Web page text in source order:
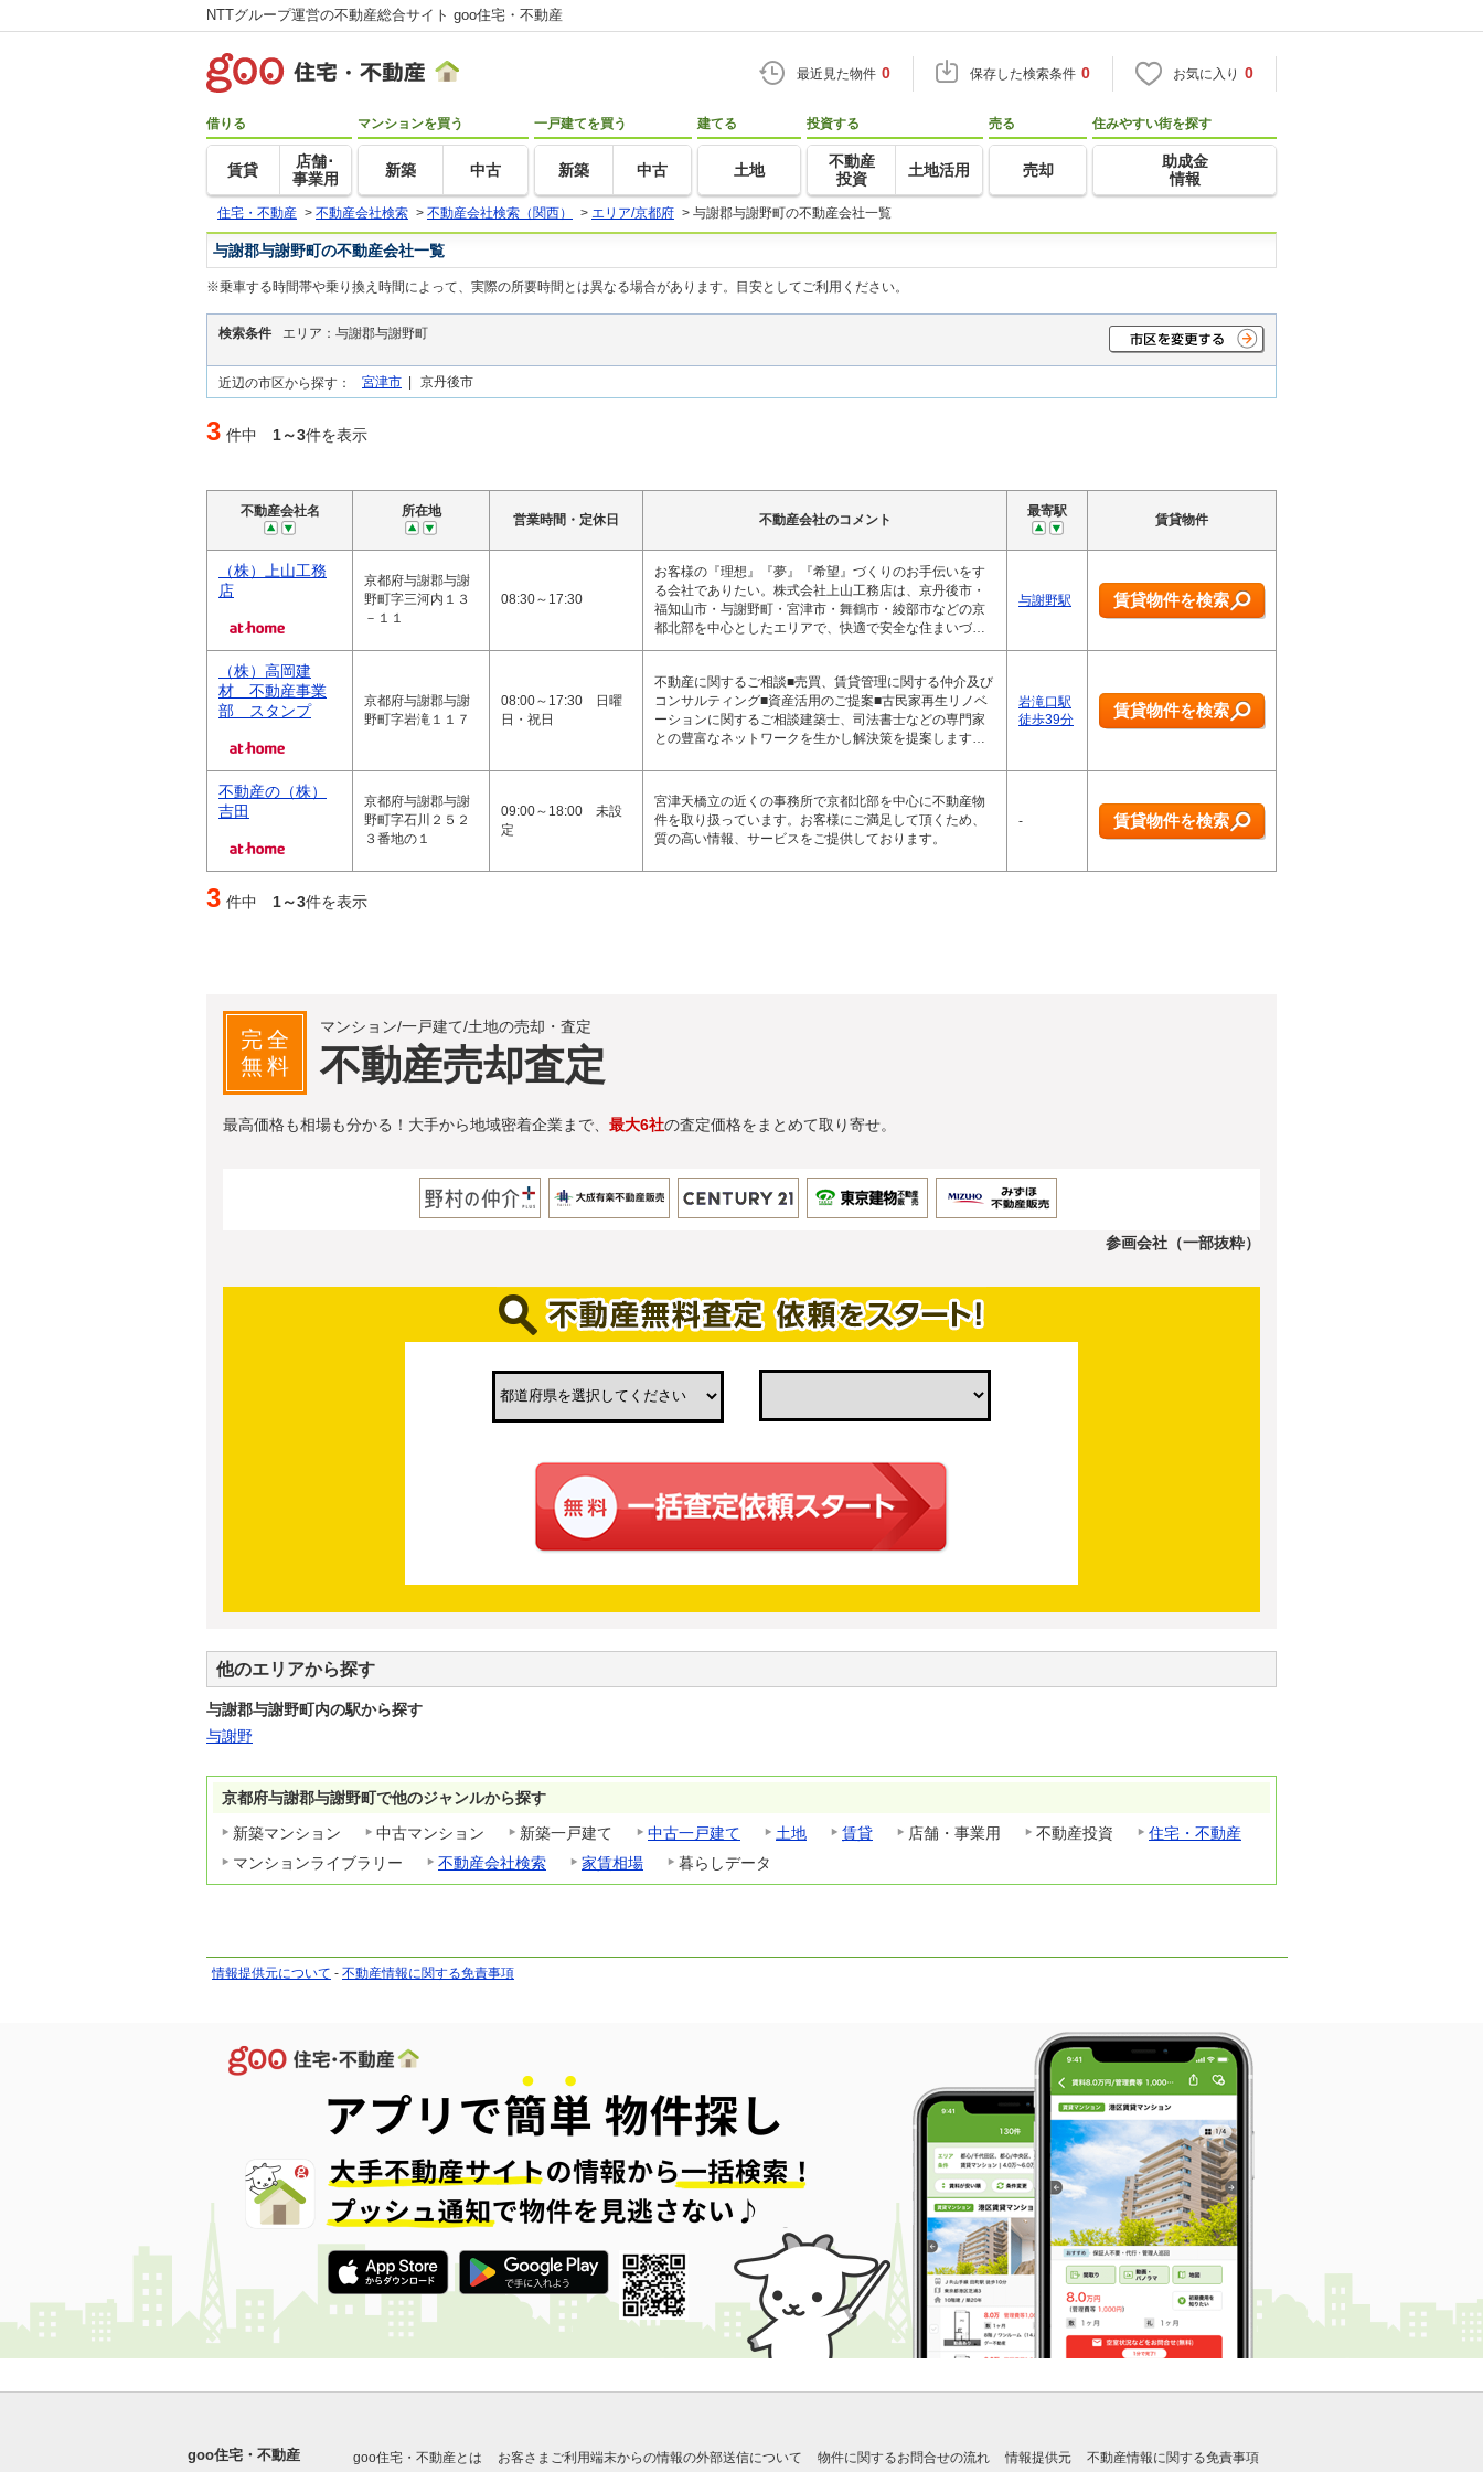
NTTグループ運営の不動産総合サイト goo住宅・不動産
最近見た物件 0 保存した検索条件 0 お気に入り 0
借りる
賃貸
店舗･
事業用
マンションを買う
新築 中古
一戸建てを買う
新築 中古
建てる
土地
投資する
不動産
投資
土地活用
売る
売却
住みやすい街を探す
助成金
情報
住宅・不動産 > 不動産会社検索 > 不動産会社検索（関西） > エリア/京都府 > 与謝郡与謝野町の不動産会社一覧
与謝郡与謝野町の不動産会社一覧
※乗車する時間帯や乗り換え時間によって、実際の所要時間とは異なる場合があります。目安としてご利用ください。
検索条件 エリア：与謝郡与謝野町
近辺の市区から探す： 宮津市 | 京丹後市
3 件中 1～3件を表示
不動産会社名 所在地
営業時間・定休日 不動産会社のコメント
最寄駅
賃貸物件
（株）上山工務
店
京都府与謝郡与謝
野町字三河内１３
－１１
08:30～17:30
お客様の『理想』『夢』『希望』づくりのお手伝いをす
る会社でありたい。株式会社上山工務店は、京丹後市・
福知山市・与謝野町・宮津市・舞鶴市・綾部市などの京
都北部を中心としたエリアで、快適で安全な住まいづ…
与謝野駅 賃貸物件を検索
（株）高岡建
材 不動産事業
部 スタンプ
京都府与謝郡与謝
野町字岩滝１１７
08:00～17:30 日曜
日・祝日
不動産に関するご相談■売買、賃貸管理に関する仲介及び
コンサルティング■資産活用のご提案■古民家再生リノベ
ーションに関するご相談建築士、司法書士などの専門家
との豊富なネットワークを生かし解決策を提案します…
岩滝口駅
徒歩39分
賃貸物件を検索
不動産の（株）
吉田
京都府与謝郡与謝
野町字石川２５２
３番地の１
09:00～18:00 未設
定
宮津天橋立の近くの事務所で京都北部を中心に不動産物
件を取り扱っています。お客様にご満足して頂くため、
質の高い情報、サービスをご提供しております。
- 賃貸物件を検索
3 件中 1～3件を表示
完全
無料
マンション/一戸建て/土地の売却・査定
不動産売却査定
最高価格も相場も分かる！大手から地域密着企業まで、 最大6社の査定価格をまとめて取り寄せ。
参画会社（一部抜粋）
他のエリアから探す
与謝郡与謝野町内の駅から探す
与謝野
京都府与謝郡与謝野町で他のジャンルから探す
新築マンション
中古マンション 新築一戸建て 中古一戸建て 土地 賃貸 店舗・事業用 不動産投資
住宅・不動産
マンションライブラリー
不動産会社検索 家賃相場 暮らしデータ
情報提供元について - 不動産情報に関する免責事項
goo住宅・不動産 goo住宅・不動産とは お客さまご利用端末からの情報の外部送信について 物件に関するお問合せの流れ 情報提供元 不動産情報に関する免責事項